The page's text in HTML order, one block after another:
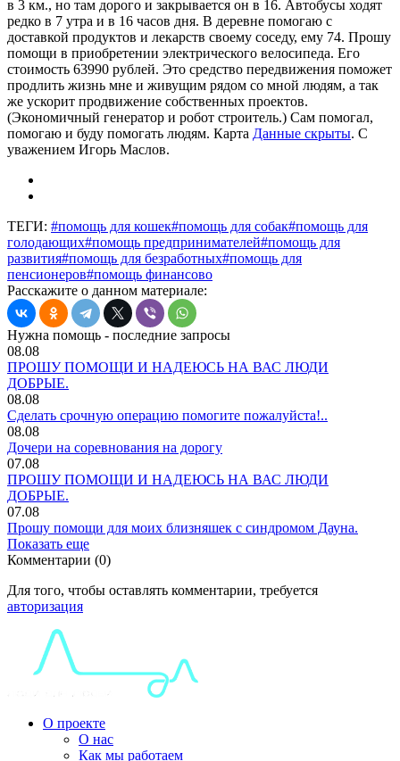
в 3 км., но там дорого и закрывается он в 16. Автобусы ходят
редко в 7 утра и в 16 часов дня. В деревне помогаю с
доставкой продуктов и лекарств своему соседу, ему 74. Прошу
помощи в приобретении электрического велосипеда. Его
стоимость 63990 рублей. Это средство передвижения поможет
продлить жизнь мне и живущим рядом со мной людям, а так
же ускорит продвижение собственных проектов.
(Экономичный генератор и робот строитель.) Сам помогал,
помогаю и буду помогать людям. Карта Данные скрыты. С
уважением Игорь Маслов.
ТЕГИ: #помощь для кошек#помощь для собак#помощь для
голодающих#помощь предпринимателей#помощь для
развития#помощь для безработных#помощь для
пенсионеров#помощь финансово
Расскажите о данном материале:
Нужна помощь - последние запросы
08.08
ПРОШУ ПОМОЩИ И НАДЕЮСЬ НА ВАС ЛЮДИ
ДОБРЫЕ.
08.08
Сделать срочную операцию помогите пожалуйста!..
08.08
Дочери на соревнования на дорогу
07.08
ПРОШУ ПОМОЩИ И НАДЕЮСЬ НА ВАС ЛЮДИ
ДОБРЫЕ.
07.08
Прошу помощи для моих близняшек с синдромом Дауна.
Показать еще
Комментарии (0)
Для того, чтобы оставлять комментарии, требуется
авторизация
О проекте
О нас
Как мы работаем